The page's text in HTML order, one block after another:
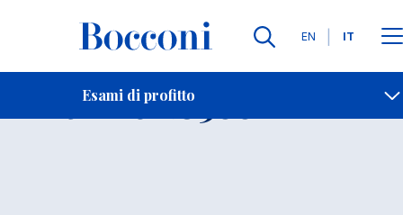
Lingue
EN IT
Esami di profitto
Contatti
Esame 20566 Open